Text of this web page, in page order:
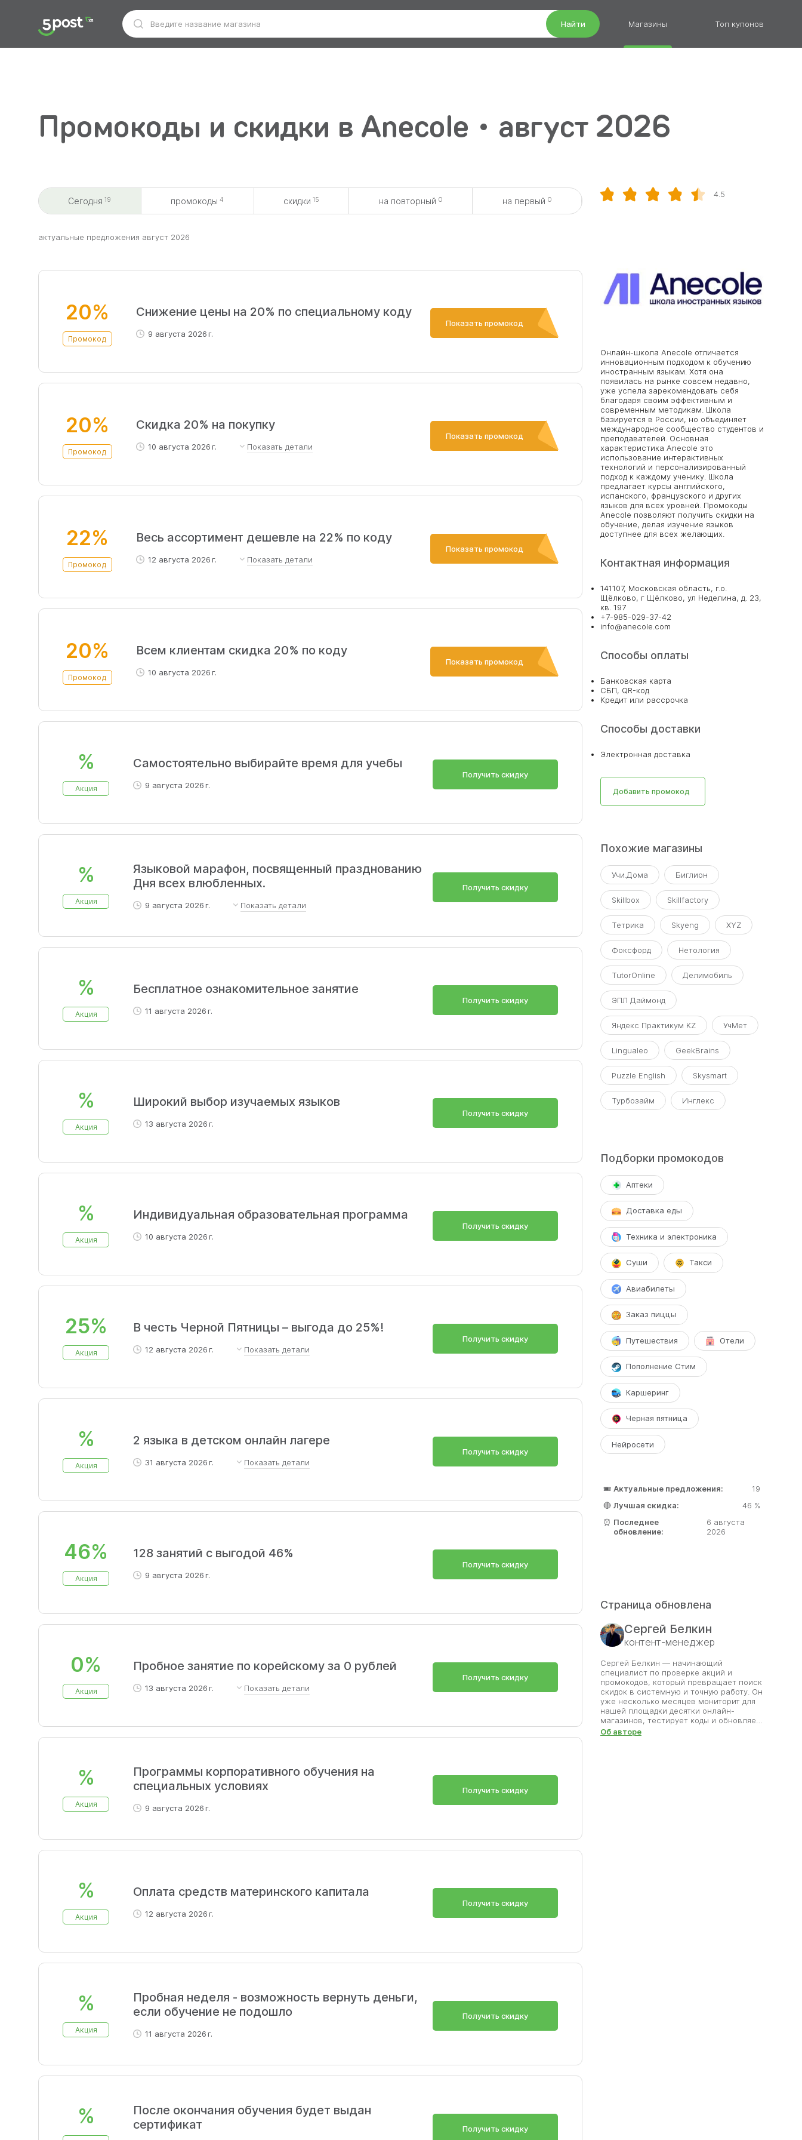
Найти Магазины Топ купонов
Промокоды и скидки в Anecole • август 2026
Сегодня 19 промокоды 4 скидки 15 на повторный 0 на первый 0
aктуальные предложения август 2026
20%
Промокод
Снижение цены на 20% по специальному коду
9 августа 2026 г.
Показать промокод
20%
Промокод
Скидка 20% на покупку
10 августа 2026 г. Показать детали
Показать промокод
Скидка 20% на покупку по промокоду
22%
Промокод
Весь ассортимент дешевле на 22% по коду
12 августа 2026 г. Показать детали
Показать промокод
Сейчас действует скидка 22% на все программы
20%
Промокод
Всем клиентам скидка 20% по коду
10 августа 2026 г.
Показать промокод
%
Акция
Самостоятельно выбирайте время для учебы
9 августа 2026 г.
Получить скидку
%
Акция
Языковой марафон, посвященный празднованию
Дня всех влюбленных.
9 августа 2026 г. Показать детали
Получить скидку
Откройте для себя 7 языков и научитесь выражать свои чувства, погружаясь в культуру
различных стран, чтобы выбрать тот, который вам близок.
%
Акция
Бесплатное ознакомительное занятие
11 августа 2026 г.
Получить скидку
%
Акция
Широкий выбор изучаемых языков
13 августа 2026 г.
Получить скидку
%
Акция
Индивидуальная образовательная программа
10 августа 2026 г.
Получить скидку
25%
Акция
В честь Черной Пятницы – выгода до 25%!
12 августа 2026 г. Показать детали
Получить скидку
– Снижение цены до 25% на персональные занятия языком – Пробный урок без оплаты –
Разговорный клуб + доступ к онлайн-сообществу учеников – В подарок – марафон хитов
%
Акция
2 языка в детском онлайн лагере
31 августа 2026 г. Показать детали
Получить скидку
Для детей в возрасте от 7 до 12 лет будет организован онлайн-лагерь, посвященный
изучению двух языков будущего – английского и китайского.
46%
Акция
128 занятий с выгодой 46%
9 августа 2026 г.
Получить скидку
0%
Акция
Пробное занятие по корейскому за 0 рублей
13 августа 2026 г. Показать детали
Получить скидку
Через два месяца ты сможешь говорить на корейском языке! Запишись на бесплатный
первый пробный урок прямо сейчас!
%
Акция
Программы корпоративного обучения на
специальных условиях
9 августа 2026 г.
Получить скидку
%
Акция
Оплата средств материнского капитала
12 августа 2026 г.
Получить скидку
%
Акция
Пробная неделя - возможность вернуть деньги,
если обучение не подошло
11 августа 2026 г.
Получить скидку
%
После окончания обучения будет выдан
сертификат
Получить скидку
4.5
Онлайн-школа Anecole отличается
инновационным подходом к обучению
иностранным языкам. Хотя она
появилась на рынке совсем недавно,
уже успела зарекомендовать себя
благодаря своим эффективным и
современным методикам. Школа
базируется в России, но объединяет
международное сообщество студентов и
преподавателей. Основная
характеристика Anecole это
использование интерактивных
технологий и персонализированный
подход к каждому ученику. Школа
предлагает курсы английского,
испанского, французского и других
языков для всех уровней. Промокоды
Anecole позволяют получить скидки на
обучение, делая изучение языков
доступнее для всех желающих.
Контактная информация
141107, Московская область, г.о.
Щёлково, г Щёлково, ул Неделина, д. 23,
кв. 197
+7-985-029-37-42
info@anecole.com
Способы оплаты
Банковская карта
СБП, QR-код
Кредит или рассрочка
Способы доставки
Электронная доставка
Добавить промокод
Похожие магазины
Учи.Дома Биглион
Skillbox Skillfactory
Тетрика Skyeng XYZ
Фоксфорд Нетология
TutorOnline Делимобиль
ЭПЛ Даймонд
Яндекс Практикум KZ УчМет
Lingualeo GeekBrains
Puzzle English Skysmart
Турбозайм Инглекс
Подборки промокодов
Аптеки
Доставка еды
Техника и электроника
Суши Такси
Авиабилеты
Заказ пиццы
Путешествия Отели
Пополнение Стим
Каршеринг
Черная пятница
Нейросети
🎟️ Актуальные предложения:
19
🔴 Лучшая скидка:
46 %
⏰ Последнее
обновление:
6 августа
2026
Страница обновлена
Сергей Белкин
контент-менеджер
Сергей Белкин — начинающий
специалист по проверке акций и
промокодов, который превращает поиск
скидок в системную и точную работу. Он
уже несколько месяцев мониторит для
нашей площадки десятки онлайн-
магазинов, тестирует коды и обновляет
базу предложений. Сергей уверен, что
главная ценность сайта — надёжность
Об авторе